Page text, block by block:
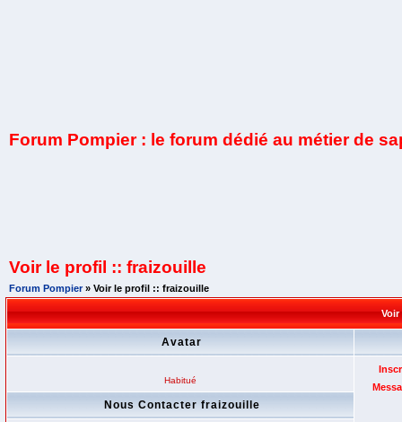
Forum Pompier : le forum dédié au métier de
Voir le profil :: fraizouille
Forum Pompier» Voir le profil :: fraizouille
Avatar
Habitué
Nous Contacter fraizouille